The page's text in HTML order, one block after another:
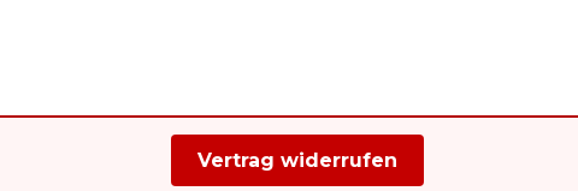
Vertrag widerrufen